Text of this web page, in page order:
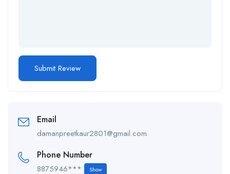
Email
damanpreetkaur2801@gmail.com
Phone Number
8875946*** Show